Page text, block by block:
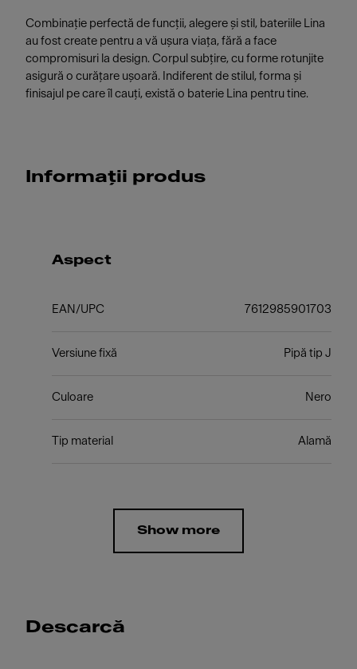
Combinație perfectă de funcții, alegere și stil, bateriile Lina
au fost create pentru a vă ușura viața, fără a face
compromisuri la design. Corpul subțire, cu forme rotunjite
asigură o curățare ușoară. Indiferent de stilul, forma și
finisajul pe care îl cauți, există o baterie Lina pentru tine.
Informații produs
Aspect
EAN/UPC 7612985901703
Versiune fixă Pipă tip J
Culoare Nero
Tip material Alamă
Show more
Descarcă